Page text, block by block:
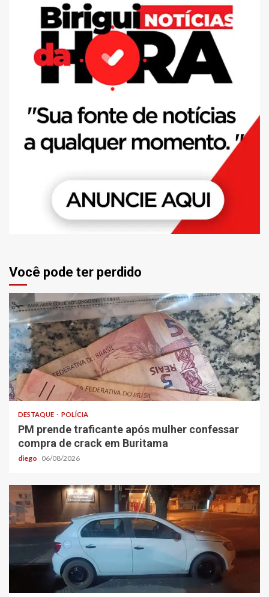
Você pode ter perdido
DESTAQUE POLÍCIA
PM prende traficante após mulher confessar
compra de crack em Buritama
diego 06/08/2026